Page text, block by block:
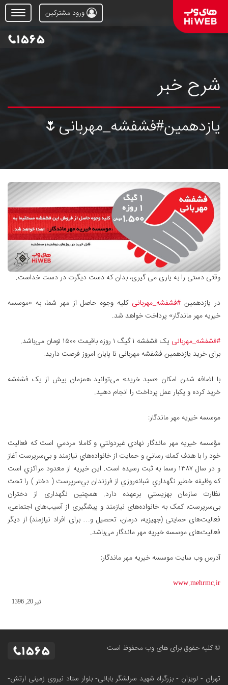
Open
Menu
ورود مشترکین
شرح خبر
یازدهمین#فشفشه_مهربانی🌷
.وقتی دستی را به یاری می گیری، بدان که دست دیگرت در دست خداست
در یازدهمین #فشفشه_مهربانی کلیه وجوه حاصل از مهر شما، به «موسسه
خیریه مهر ماندگار» پرداخت خواهد شد.
#فشفشه_مهربانی یک فشفشه ۱ گیگ ۱ روزه باقیمت ۱۵۰۰ تومان می‌باشد.
برای خرید یازدهمین فشفشه مهربانی تا پایان امروز فرصت دارید.
با اضافه شدن امکان «سبد خرید» می‌توانید همزمان بیش از یک فشفشه
خرید کرده و یکبار عمل پرداخت را انجام دهید.
موسسه خیریه مهر ماندگار:
مؤسسه خيريه مهر ماندگار نهادي غيردولتي و كاملا مردمي است که فعاليت
خود را با هدف كمك رساني و حمايت از خانواده‌هاي نيازمند و بي‌سرپرست آغاز
و در سال ۱۳۸۷ رسما به ثبت رسيده است. اين خيريه از معدود مراكزي است
كه وظيفه خطير نگهداري شبانه‌روزي از فرزندان بي‌سرپرست ( دختر ) را تحت
نظارت سازمان بهزيستي برعهده دارد. همچنین نگهداری از دختران
بی‌سرپرست، کمک به خانواده‌های نیازمند و پیشگیری از آسیب‌های اجتماعی،
فعالیت‌های حمایتی (جهیزیه، درمان، تحصیل و… برای افراد نیازمند) از دیگر
فعالیت‌های موسسه خیریه مهر ماندگار می‌باشد.
آدرس وب سایت موسسه خیریه مهر ماندگار:
www.mehrmc.ir
تير 20, 1396
© کلیه حقوق برای های وب محفوظ است
تهران - لویزان - بزرگراه شهید سرلشگر بابائی- بلوار ستاد نیروی زمینی ارتش-